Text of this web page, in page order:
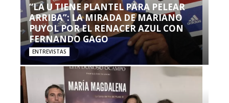
“LA U TIENE PLANTEL PARA PELEAR
ARRIBA”: LA MIRADA DE MARIANO
PUYOL POR EL RENACER AZUL CON
FERNANDO GAGO
ENTREVISTAS